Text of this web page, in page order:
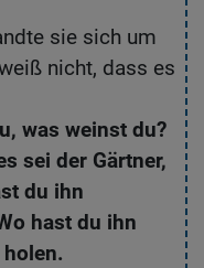
sie sich um
nicht, dass es
was weinst du?
sei der Gärtner,
du ihn
hast du ihn